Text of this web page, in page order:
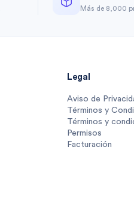
Más de 8,000
Legal
Aviso de
Términos y
Términos y
Permisos
Facturación